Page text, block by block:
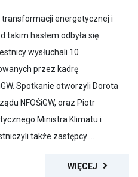
energetycznej i
takim hasłem odbyła się
wysłuchali 10
przez kadrę
Spotkanie otworzyli Dorota
NFOŚiGW, oraz Piotr
Ministra Klimatu i
także zastępcy ...
WIĘCEJ